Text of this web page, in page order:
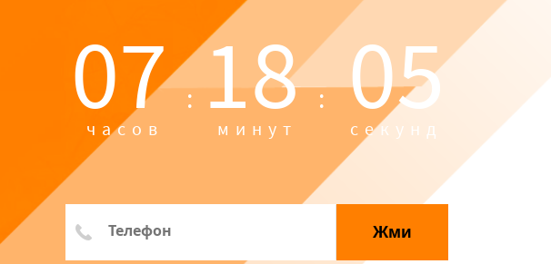
07 :
часов 18 :
минут 05
секунд
Жми